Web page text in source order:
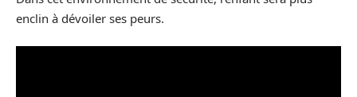
enclin à dévoiler ses peurs.